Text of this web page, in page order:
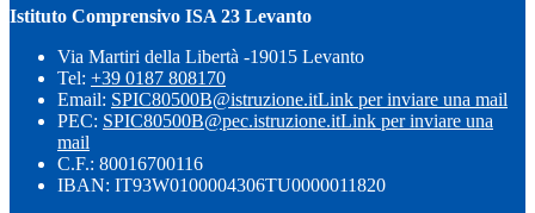
Istituto Comprensivo ISA 23 Levanto
Via Martiri della Libertà -19015 Levanto
Tel: +39 0187 808170
Email: SPIC80500B@istruzione.itLink per inviare una mail
PEC: SPIC80500B@pec.istruzione.itLink per inviare una
mail
C.F.: 80016700116
IBAN: IT93W0100004306TU0000011820